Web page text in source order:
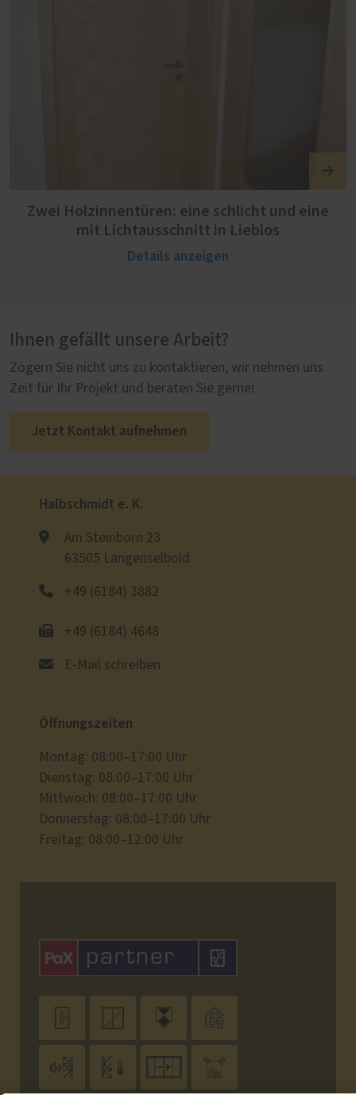
Zwei Holzinnentüren: eine schlicht und eine
mit Lichtausschnitt in Lieblos
Details anzeigen
Ihnen gefällt unsere Arbeit?
Zögern Sie nicht uns zu kontaktieren, wir nehmen uns
Zeit für Ihr Projekt und beraten Sie gerne!
Jetzt Kontakt aufnehmen
Halbschmidt e. K.
Am Steinborn 23
63505 Langenselbold
+49 (6184) 3882
+49 (6184) 4648
E-Mail schreiben
Öffnungszeiten
Montag: 08:00–17:00 Uhr
Dienstag: 08:00–17:00 Uhr
Mittwoch: 08:00–17:00 Uhr
Donnerstag: 08:00–17:00 Uhr
Freitag: 08:00–12:00 Uhr
  
   